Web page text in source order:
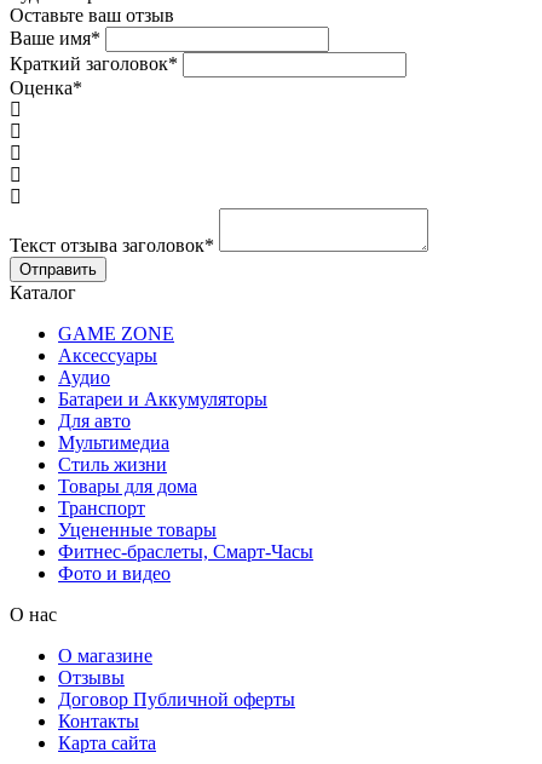
Оставьте ваш отзыв
Ваше имя*
Краткий заголовок*
Оценка*
Текст отзыва заголовок*
Каталог
GAME ZONE
Аксессуары
Аудио
Батареи и Аккумуляторы
Для авто
Мультимедиа
Стиль жизни
Товары для дома
Транспорт
Уцененные товары
Фитнес-браслеты, Смарт-Часы
Фото и видео
О нас
О магазине
Отзывы
Договор Публичной оферты
Контакты
Карта сайта